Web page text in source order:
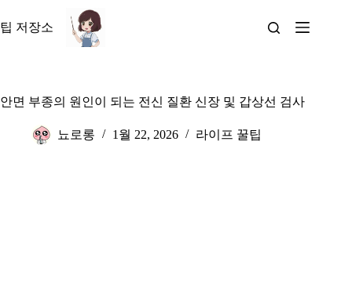
문
뛰
팁 저장소
안면 부종의 원인이 되는 전신 질환 신장 및 갑상선 검사
뇨로롱 1월 22, 2026 라이프 꿀팁